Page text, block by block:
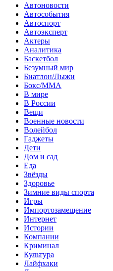
Автоновости
Автособытия
Автоспорт
Автоэксперт
Актеры
Аналитика
Баскетбол
Безумный мир
Биатлон/Лыжи
Бокс/MMA
В мире
В России
Вещи
Военные новости
Волейбол
Гаджеты
Дети
Дом и сад
Еда
Звёзды
Здоровье
Зимние виды спорта
Игры
Импортозамещение
Интернет
Истории
Компании
Криминал
Культура
Лайфхаки